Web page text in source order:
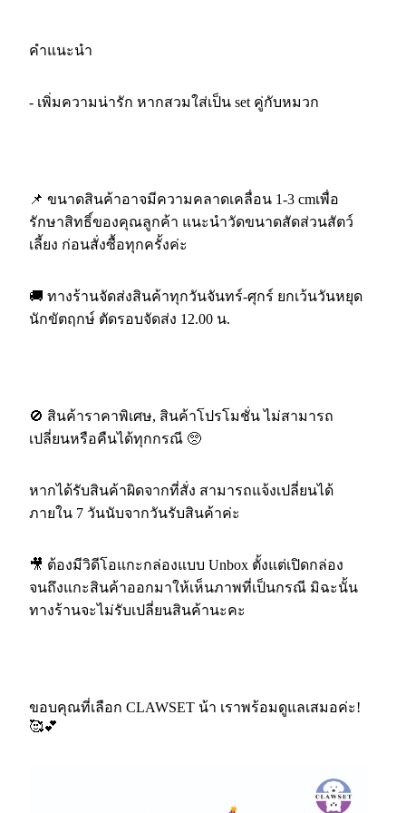
คำแนะนำ
- เพิ่มความน่ารัก หากสวมใส่เป็น set คู่กับหมวก
📌 ขนาดสินค้าอาจมีความคลาดเคลื่อน 1-3 cmเพื่อ
รักษาสิทธิ์ของคุณลูกค้า แนะนำวัดขนาดสัดส่วนสัตว์
เลี้ยง ก่อนสั่งซื้อทุกครั้งค่ะ
🚚 ทางร้านจัดส่งสินค้าทุกวันจันทร์-ศุกร์ ยกเว้นวันหยุด
นักขัตฤกษ์ ตัดรอบจัดส่ง 12.00 น.
🚫 สินค้าราคาพิเศษ, สินค้าโปรโมชั่น ไม่สามารถ
เปลี่ยนหรือคืนได้ทุกกรณี 🥺
หากได้รับสินค้าผิดจากที่สั่ง สามารถแจ้งเปลี่ยนได้
ภายใน 7 วันนับจากวันรับสินค้าค่ะ
🎥 ต้องมีวิดีโอแกะกล่องแบบ Unbox ตั้งแต่เปิดกล่อง
จนถึงแกะสินค้าออกมาให้เห็นภาพที่เป็นกรณี มิฉะนั้น
ทางร้านจะไม่รับเปลี่ยนสินค้านะคะ
ขอบคุณที่เลือก CLAWSET น้า เราพร้อมดูแลเสมอค่ะ!
🥰💕